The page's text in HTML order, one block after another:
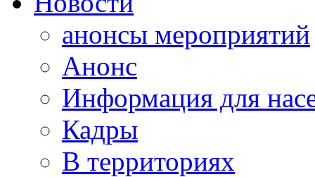
анонсы мероприятий
Анонс
Информация для
Кадры
В территориях